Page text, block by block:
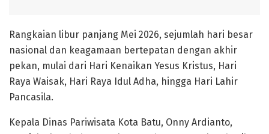
Rangkaian libur panjang Mei 2026, sejumlah hari besar
nasional dan keagamaan bertepatan dengan akhir
pekan, mulai dari Hari Kenaikan Yesus Kristus, Hari
Raya Waisak, Hari Raya Idul Adha, hingga Hari Lahir
Pancasila.
Kepala Dinas Pariwisata Kota Batu, Onny Ardianto,